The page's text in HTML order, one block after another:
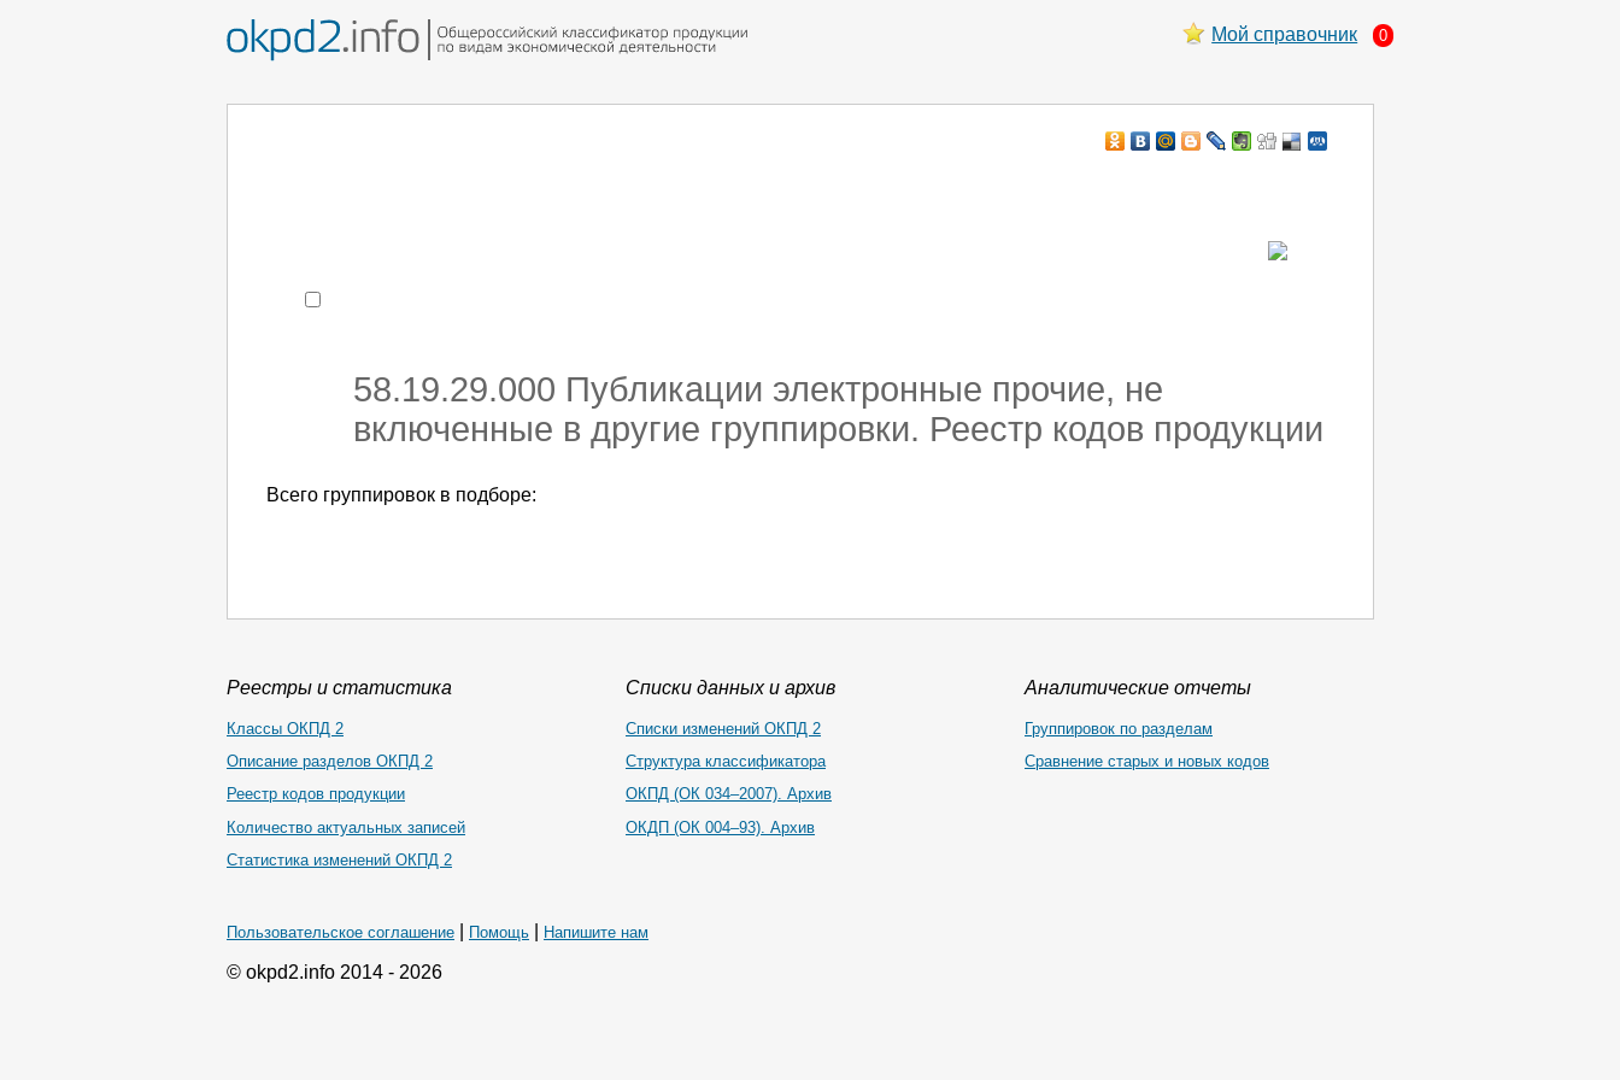
Мой справочник 0
58.19.29.000 Публикации электронные прочие, не
включенные в другие группировки. Реестр кодов продукции
Всего группировок в подборе:
Реестры и статистика
Классы ОКПД 2
Описание разделов ОКПД 2
Реестр кодов продукции
Количество актуальных записей
Статистика изменений ОКПД 2
Списки данных и архив
Списки изменений ОКПД 2
Структура классификатора
ОКПД (ОК 034–2007). Архив
ОКДП (ОК 004–93). Архив
Аналитические отчеты
Группировок по разделам
Сравнение старых и новых кодов
Пользовательское соглашение Помощь Напишите нам
© okpd2.info 2014 - 2026